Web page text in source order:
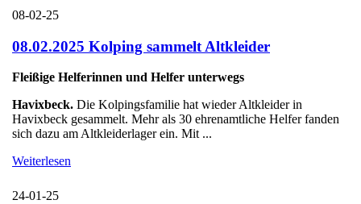
08-02-25
08.02.2025 Kolping sammelt Altkleider
Fleißige Helferinnen und Helfer unterwegs
Havixbeck. Die Kolpingsfamilie hat wieder Altkleider in
Havixbeck gesammelt. Mehr als 30 ehrenamtliche Helfer fanden
sich dazu am Altkleiderlager ein. Mit ...
Weiterlesen
24-01-25